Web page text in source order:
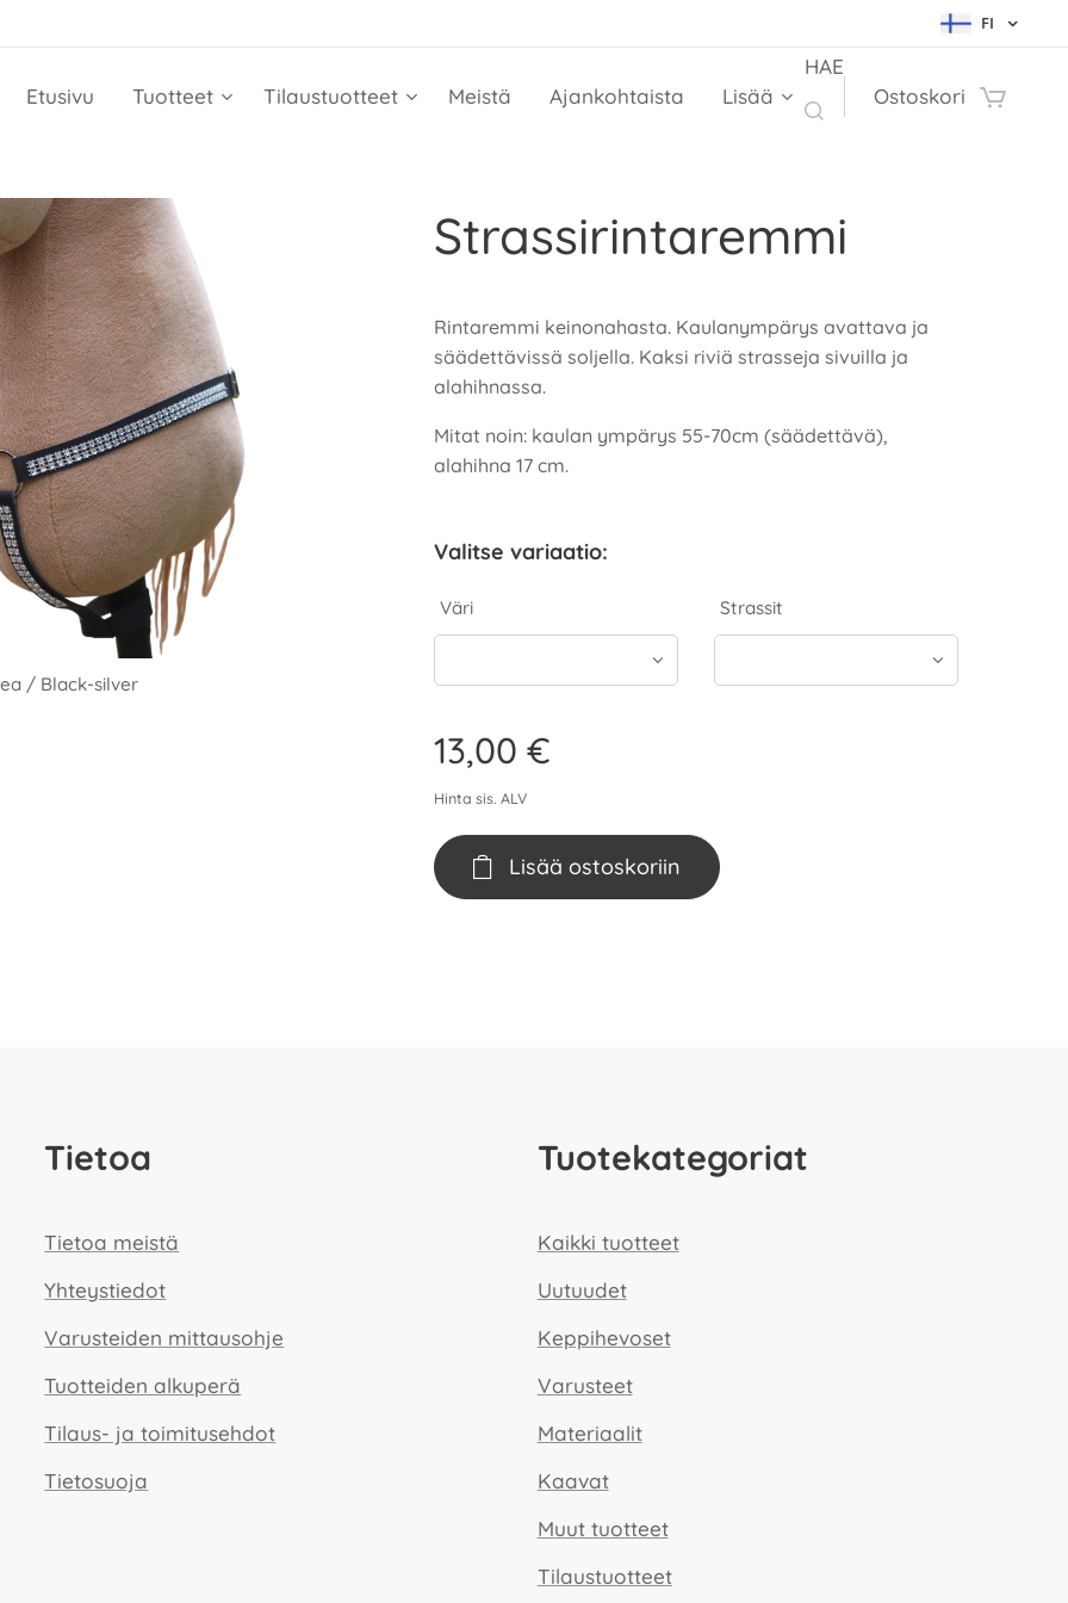
FI
Etusivu Tuotteet Tilaustuotteet Meistä Ajankohtaista Lisää
HAE
Ostoskori
Strassirintaremmi
/ Black-silver
/ Black-silver
/ Black-silver
/ Black-silver
Rintaremmi keinonahasta. Kaulanympärys avattava ja
säädettävissä soljella. Kaksi riviä strasseja sivuilla ja
alahihnassa.
Mitat noin: kaulan ympärys 55-70cm (säädettävä),
alahihna 17 cm.
Valitse variaatio:
Väri Strassit
13,00 €
Hinta sis. ALV
Lisää ostoskoriin
Tietoa
Tietoa meistä
Yhteystiedot
Varusteiden mittausohje
Tuotteiden alkuperä
Tilaus- ja toimitusehdot
Tietosuoja
Tuotekategoriat
Kaikki tuotteet
Uutuudet
Keppihevoset
Varusteet
Materiaalit
Kaavat
Muut tuotteet
Tilaustuotteet